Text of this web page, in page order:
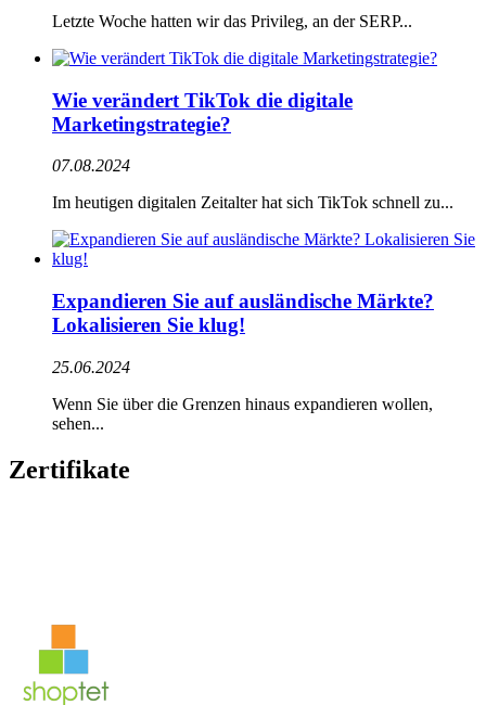
Letzte Woche hatten wir das Privileg, an der SERP...
Wie verändert TikTok die digitale
Marketingstrategie?
07.08.2024
Im heutigen digitalen Zeitalter hat sich TikTok schnell zu...
Expandieren Sie auf ausländische Märkte?
Lokalisieren Sie klug!
25.06.2024
Wenn Sie über die Grenzen hinaus expandieren wollen,
sehen...
Zertifikate